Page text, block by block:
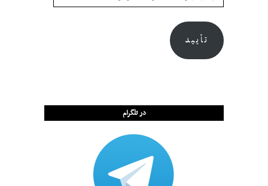
تأیید
در تلگرام